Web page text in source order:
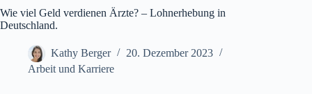
Wie viel Geld verdienen Ärzte? – Lohnerhebung in
Deutschland.
Kathy Berger
20. Dezember 2023
Arbeit und Karriere